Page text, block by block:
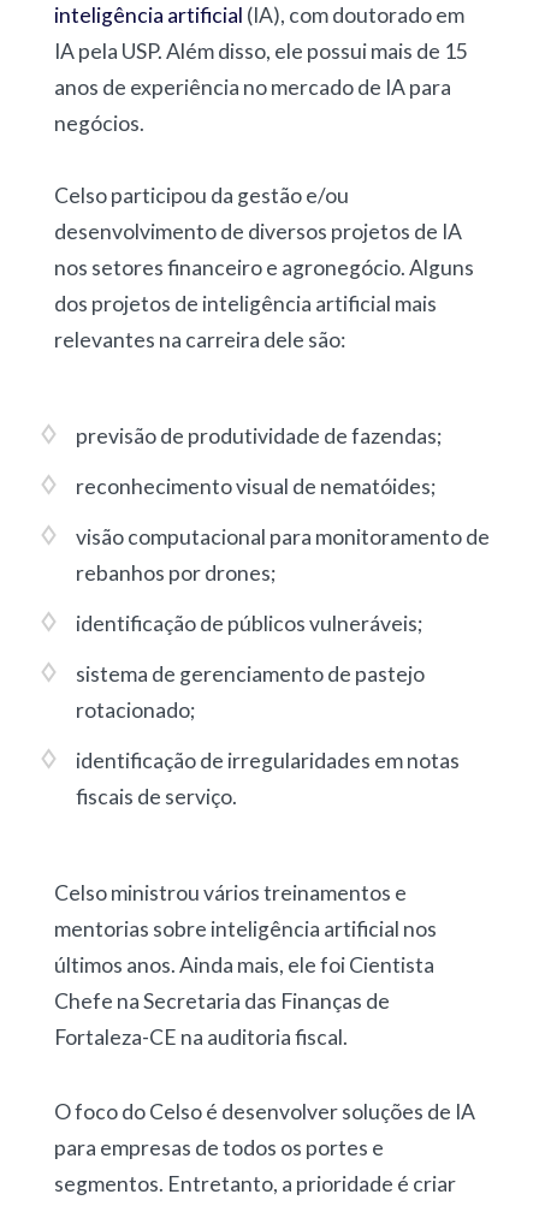
inteligência artificial (IA), com doutorado em
IA pela USP. Além disso, ele possui mais de 15
anos de experiência no mercado de IA para
negócios.
Celso participou da gestão e/ou
desenvolvimento de diversos projetos de IA
nos setores financeiro e agronegócio. Alguns
dos projetos de inteligência artificial mais
relevantes na carreira dele são:
previsão de produtividade de fazendas;
reconhecimento visual de nematóides;
visão computacional para monitoramento de
rebanhos por drones;
identificação de públicos vulneráveis;
sistema de gerenciamento de pastejo
rotacionado;
identificação de irregularidades em notas
fiscais de serviço.
Celso ministrou vários treinamentos e
mentorias sobre inteligência artificial nos
últimos anos. Ainda mais, ele foi Cientista
Chefe na Secretaria das Finanças de
Fortaleza-CE na auditoria fiscal.
O foco do Celso é desenvolver soluções de IA
para empresas de todos os portes e
segmentos. Entretanto, a prioridade é criar